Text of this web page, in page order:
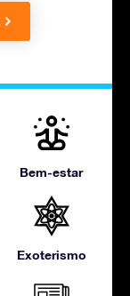
Bem-estar
Exoterismo